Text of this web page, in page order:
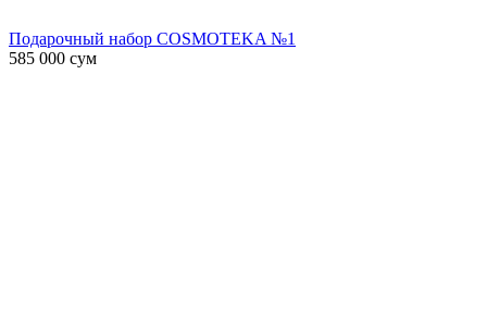
Подарочный набор COSMOTEKA №1
585 000 сум